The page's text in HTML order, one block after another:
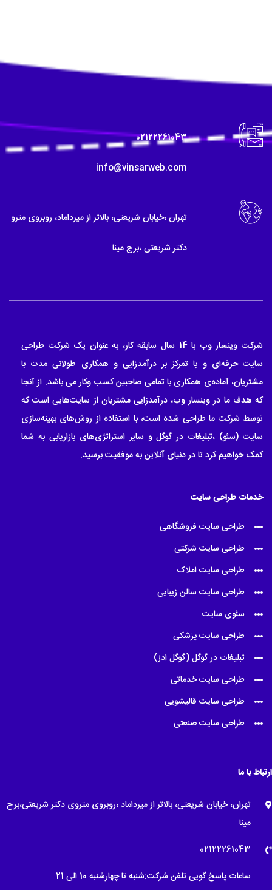
02122261043
info@vinsarweb.com
تهران ،خیابان شریعتی، بالاتر از میرداماد، روبروی مترو
دکتر شریعتی ،برج مینا
شرکت وینسار وب با 14 سال سابقه کار، به عنوان یک شرکت طراحی
سایت حرفه‌ای و با تمرکز بر درآمدزایی و همکاری طولانی مدت با
مشتریان، آماده‌ی همکاری با تمامی صاحبین کسب وکار می باشد. از آنجا
که هدف ما در وینسار وب، درآمدزایی مشتریان از سایت‌هایی است که
توسط شرکت ما طراحی شده است، با استفاده از روش‌های بهینه‌سازی
سایت (سئو) ،تبلیغات در گوگل و سایر استراتژی‌های بازاریابی به شما
کمک خواهیم کرد تا در دنیای آنلاین به موفقیت برسید.
خدمات طراحی سایت
طراحی سایت فروشگاهی
طراحی سایت شرکتی
طراحی سایت املاک
طراحی سایت سالن زیبایی
سئوی سایت
طراحی سایت پزشکی
تبلیغات در گوگل (گوگل ادز)
طراحی سایت خدماتی
طراحی سایت قالیشویی
طراحی سایت صنعتی
ارتباط با ما
تهران، خیابان شریعتی، بالاتر از میرداماد ،روبروی متروی دکتر شریعتی،برج
مینا
02122261043
ساعات پاسخ گویی تلفن شرکت:شنبه تا چهارشنبه 10 الی 21